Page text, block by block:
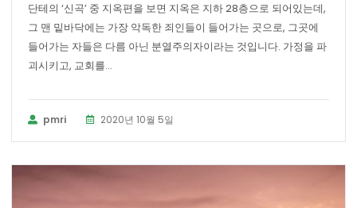
단테의 ‘신곡’ 중 지옥편을 보면 지옥은 지하 28층으로 되어있는데,
그 맨 밑바닥에는 가장 악독한 죄인들이 들어가는 곳으로, 그곳에
들어가는 자들은 다름 아닌 분열주의자이라는 것입니다. 가정을 파
괴시키고, 교회를...
pmri 2020년 10월 5일